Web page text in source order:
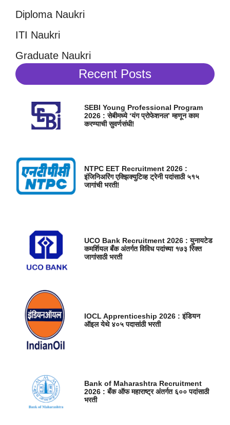
Diploma Naukri
ITI Naukri
Graduate Naukri
Recent Posts
SEBI Young Professional Program
2026 : सेबीमध्ये ‘यंग प्रोफेशनल’ म्हणून काम
करण्याची सुवर्णसंधी!
NTPC EET Recruitment 2026 :
इंजिनिअरिंग एक्झिक्युटिव्ह ट्रेनी पदांसाठी ५१५
जागांची भरती!
UCO Bank Recruitment 2026 : युनायटेड
कमर्शियल बँक अंतर्गत विविध पदांच्या १७३ रिक्त
जागांसाठी भरती
IOCL Apprenticeship 2026 : इंडियन
ऑइल येथे ४०५ पदासांठी भरती
Bank of Maharashtra Recruitment
2026 : बँक ऑफ महाराष्ट्र अंतर्गत ६०० पदांसाठी
भरती